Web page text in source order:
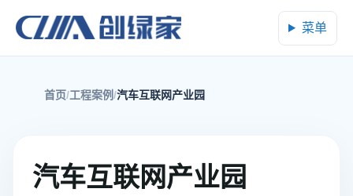
菜单
首页 工程案例 汽车互联网产业园
汽车互联网产业园